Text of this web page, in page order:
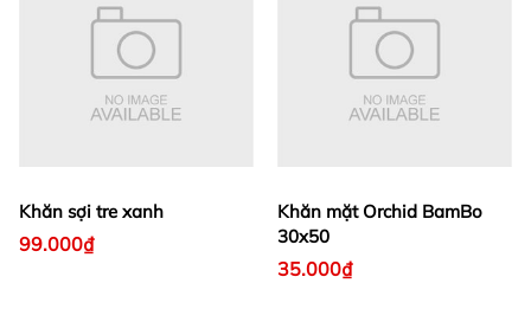
Khăn sợi tre xanh
99.000₫
Khăn mặt Orchid BamBo
30x50
35.000₫